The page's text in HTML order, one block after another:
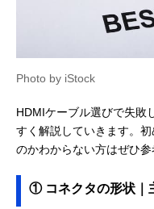
Photo by iStock
HDMIケーブル選びで失敗
すく解説していきます。
のかわからない方はぜひ参
① コネクタの形状｜